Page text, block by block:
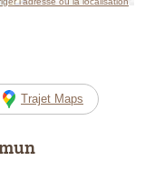
Trajet Maps